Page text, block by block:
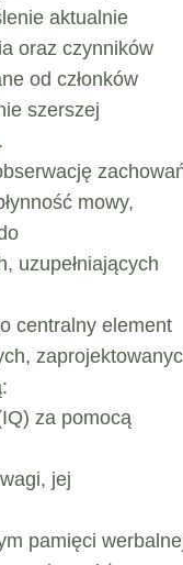
aktualnie
oraz czynników
od członków
szerszej
mowy,
uzupełniających
centralny element
za pomocą
jej
pamięci